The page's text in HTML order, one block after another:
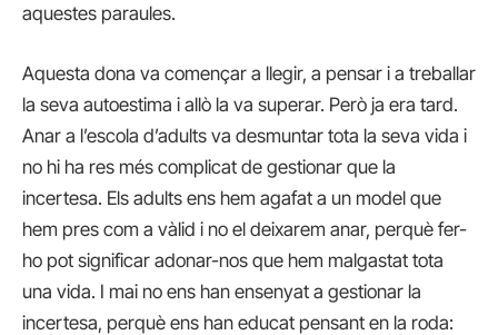
aquestes paraules.
Aquesta dona va començar a llegir, a pensar i a treballar
la seva autoestima i allò la va superar. Però ja era tard.
Anar a l’escola d’adults va desmuntar tota la seva vida i
no hi ha res més complicat de gestionar que la
incertesa. Els adults ens hem agafat a un model que
hem pres com a vàlid i no el deixarem anar, perquè fer-
ho pot significar adonar-nos que hem malgastat tota
una vida. I mai no ens han ensenyat a gestionar la
incertesa, perquè ens han educat pensant en la roda: